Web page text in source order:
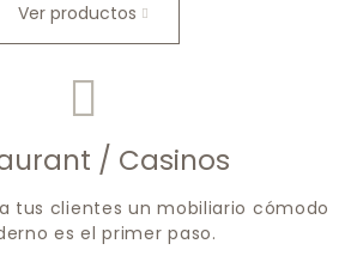
Ver productos
/ Casinos
tus clientes un mobiliario cómodo
es el primer paso.